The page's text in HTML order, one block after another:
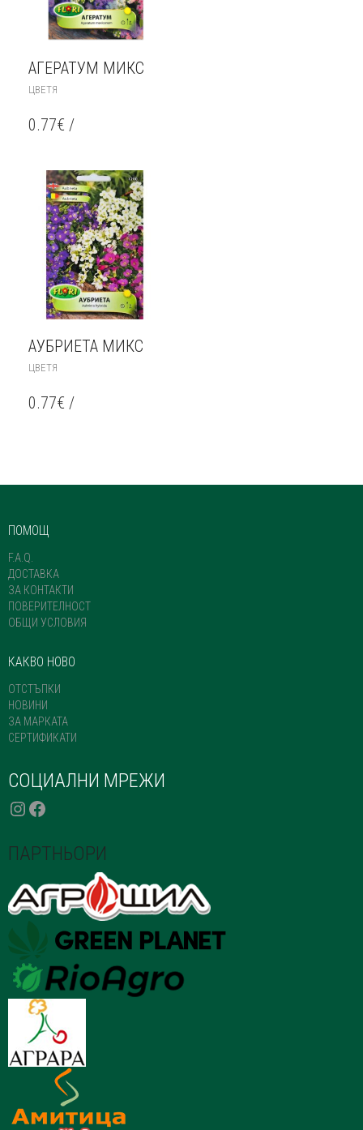
АГЕРАТУМ МИКС
ЦВЕТЯ
0.77€ /
АУБРИЕТА МИКС
ЦВЕТЯ
0.77€ /
ПОМОЩ
F.A.Q.
ДОСТАВКА
ЗА КОНТАКТИ
ПОВЕРИТЕЛНОСТ
ОБЩИ УСЛОВИЯ
КАКВО НОВО
ОТСТЪПКИ
НОВИНИ
ЗА МАРКАТА
СЕРТИФИКАТИ
СОЦИАЛНИ МРЕЖИ
INSTAGRAM
FACEBOOK
ПАРТНЬОРИ